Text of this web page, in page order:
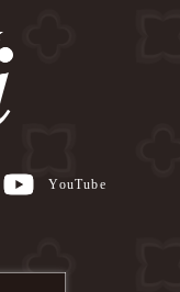
YouTube